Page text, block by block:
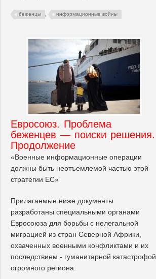
беженцы , информационные войны
Евросоюз. Проблема
беженцев — поиски решения.
Продолжение
«Военные информационные операции
должны быть неотъемлемой частью этой
стратегии ЕС»
Прилагаемые ниже документы
разработаны специальными органами
Евросоюза для борьбы с нелегальной
миграцией из стран Северной Африки,
охваченных военными конфликтами и их
последствием - гуманитарной катастрофой
огромного региона.